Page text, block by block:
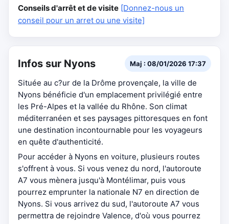
Conseils d'arrêt et de visite [Donnez-nous un
conseil pour un arret ou une visite]
Infos sur Nyons Maj : 08/01/2026 17:37
Située au c?ur de la Drôme provençale, la ville de
Nyons bénéficie d'un emplacement privilégié entre
les Pré-Alpes et la vallée du Rhône. Son climat
méditerranéen et ses paysages pittoresques en font
une destination incontournable pour les voyageurs
en quête d'authenticité.
Pour accéder à Nyons en voiture, plusieurs routes
s'offrent à vous. Si vous venez du nord, l'autoroute
A7 vous mènera jusqu'à Montélimar, puis vous
pourrez emprunter la nationale N7 en direction de
Nyons. Si vous arrivez du sud, l'autoroute A7 vous
permettra de rejoindre Valence, d'où vous pourrez